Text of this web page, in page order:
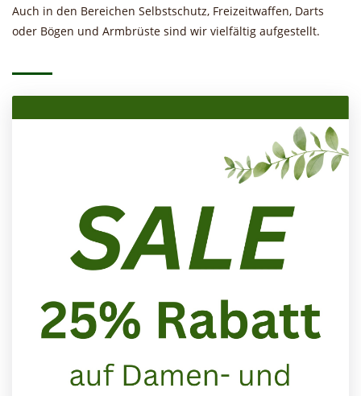
Auch in den Bereichen Selbstschutz, Freizeitwaffen, Darts
oder Bögen und Armbrüste sind wir vielfältig aufgestellt.